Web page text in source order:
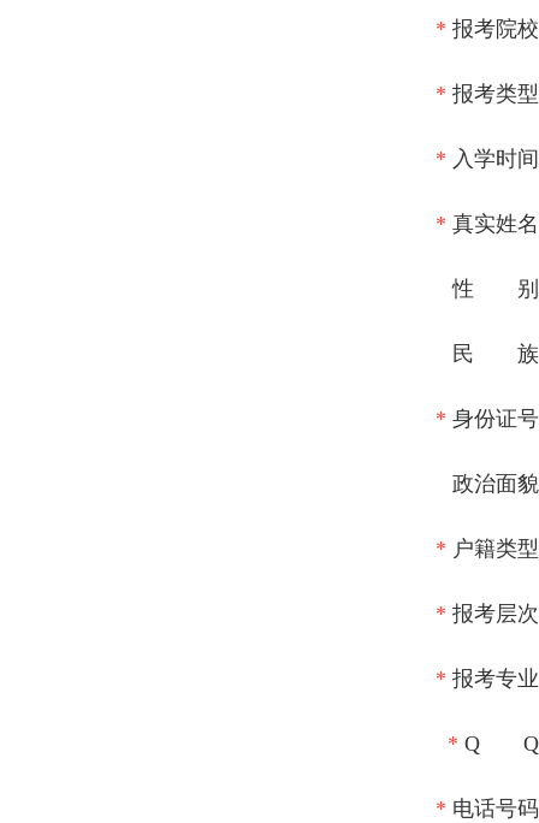
* 报考院
* 报考类
* 入学时
* 真实姓
性 别
民 族
* 身份证
政治面
* 户籍类
* 报考层
* 报考专
* Q Q
* 电话号